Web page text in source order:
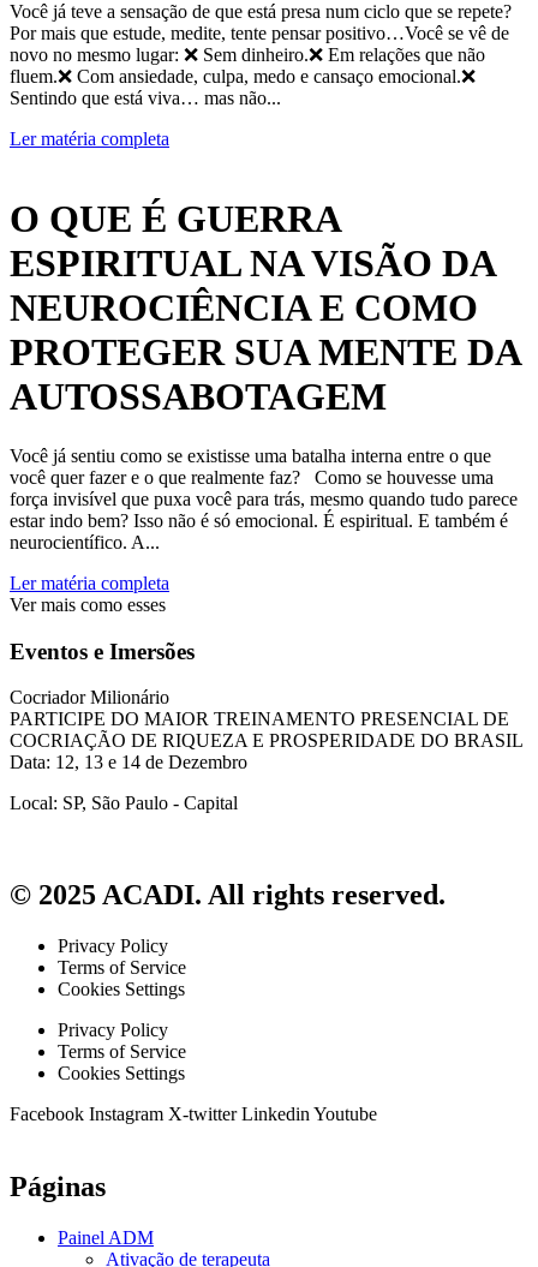
Você já teve a sensação de que está presa num ciclo que se repete?
Por mais que estude, medite, tente pensar positivo…Você se vê de
novo no mesmo lugar: ❌ Sem dinheiro.❌ Em relações que não
fluem.❌ Com ansiedade, culpa, medo e cansaço emocional.❌
Sentindo que está viva… mas não...
Ler matéria completa
O QUE É GUERRA
ESPIRITUAL NA VISÃO DA
NEUROCIÊNCIA E COMO
PROTEGER SUA MENTE DA
AUTOSSABOTAGEM
Você já sentiu como se existisse uma batalha interna entre o que
você quer fazer e o que realmente faz? Como se houvesse uma
força invisível que puxa você para trás, mesmo quando tudo parece
estar indo bem? Isso não é só emocional. É espiritual. E também é
neurocientífico. A...
Ler matéria completa
Ver mais como esses
Eventos e Imersões
Cocriador Milionário
PARTICIPE DO MAIOR TREINAMENTO PRESENCIAL DE
COCRIAÇÃO DE RIQUEZA E PROSPERIDADE DO BRASIL
Data: 12, 13 e 14 de Dezembro
Local: SP, São Paulo - Capital
© 2025 ACADI. All rights reserved.
Privacy Policy
Terms of Service
Cookies Settings
Privacy Policy
Terms of Service
Cookies Settings
Facebook Instagram X-twitter Linkedin Youtube
Páginas
Painel ADM
Ativação de terapeuta